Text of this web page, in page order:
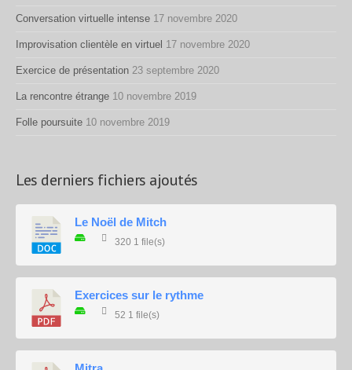
Conversation virtuelle intense 17 novembre 2020
Improvisation clientèle en virtuel 17 novembre 2020
Exercice de présentation 23 septembre 2020
La rencontre étrange 10 novembre 2019
Folle poursuite 10 novembre 2019
Les derniers fichiers ajoutés
Le Noël de Mitch
320 1 file(s)
Exercices sur le rythme
52 1 file(s)